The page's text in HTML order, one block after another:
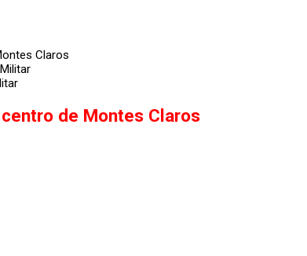
Claros
de Montes Claros